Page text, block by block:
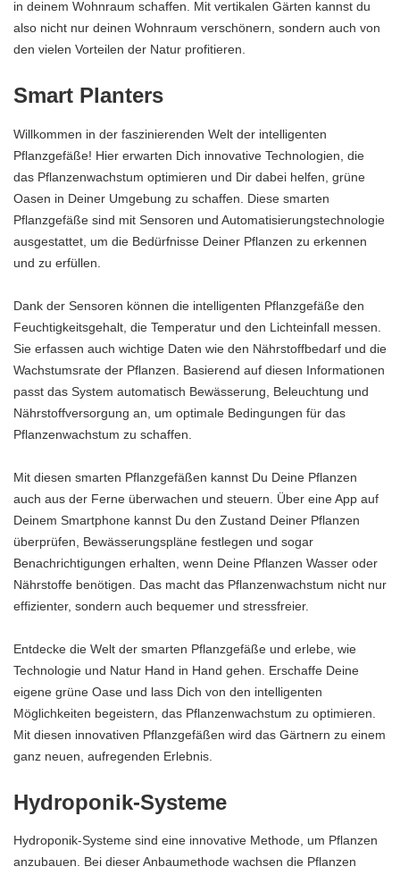
in deinem Wohnraum schaffen. Mit vertikalen Gärten kannst du
also nicht nur deinen Wohnraum verschönern, sondern auch von
den vielen Vorteilen der Natur profitieren.
Smart Planters
Willkommen in der faszinierenden Welt der intelligenten
Pflanzgefäße! Hier erwarten Dich innovative Technologien, die
das Pflanzenwachstum optimieren und Dir dabei helfen, grüne
Oasen in Deiner Umgebung zu schaffen. Diese smarten
Pflanzgefäße sind mit Sensoren und Automatisierungstechnologie
ausgestattet, um die Bedürfnisse Deiner Pflanzen zu erkennen
und zu erfüllen.
Dank der Sensoren können die intelligenten Pflanzgefäße den
Feuchtigkeitsgehalt, die Temperatur und den Lichteinfall messen.
Sie erfassen auch wichtige Daten wie den Nährstoffbedarf und die
Wachstumsrate der Pflanzen. Basierend auf diesen Informationen
passt das System automatisch Bewässerung, Beleuchtung und
Nährstoffversorgung an, um optimale Bedingungen für das
Pflanzenwachstum zu schaffen.
Mit diesen smarten Pflanzgefäßen kannst Du Deine Pflanzen
auch aus der Ferne überwachen und steuern. Über eine App auf
Deinem Smartphone kannst Du den Zustand Deiner Pflanzen
überprüfen, Bewässerungspläne festlegen und sogar
Benachrichtigungen erhalten, wenn Deine Pflanzen Wasser oder
Nährstoffe benötigen. Das macht das Pflanzenwachstum nicht nur
effizienter, sondern auch bequemer und stressfreier.
Entdecke die Welt der smarten Pflanzgefäße und erlebe, wie
Technologie und Natur Hand in Hand gehen. Erschaffe Deine
eigene grüne Oase und lass Dich von den intelligenten
Möglichkeiten begeistern, das Pflanzenwachstum zu optimieren.
Mit diesen innovativen Pflanzgefäßen wird das Gärtnern zu einem
ganz neuen, aufregenden Erlebnis.
Hydroponik-Systeme
Hydroponik-Systeme sind eine innovative Methode, um Pflanzen
anzubauen. Bei dieser Anbaumethode wachsen die Pflanzen